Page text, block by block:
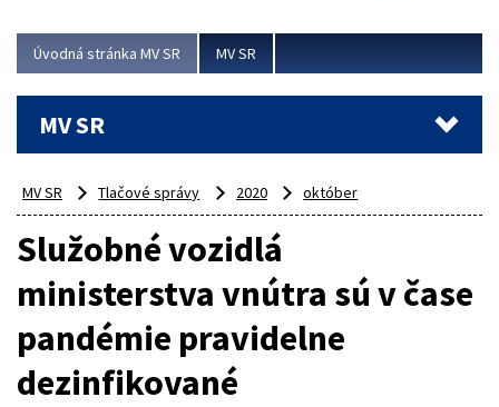
Úvodná stránka MV SR MV SR
MV SR
MV SR Tlačové správy 2020 október
Služobné vozidlá
ministerstva vnútra sú v čase
pandémie pravidelne
dezinfikované